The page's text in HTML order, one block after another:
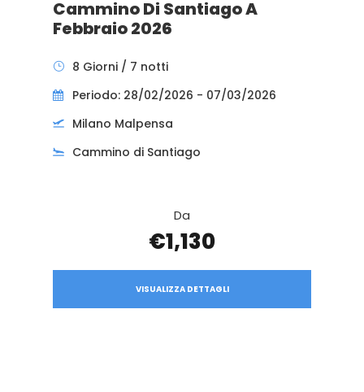
Cammino Di Santiago A
Febbraio 2026
8 Giorni / 7 notti
Periodo: 28/02/2026 - 07/03/2026
Milano Malpensa
Cammino di Santiago
Da
€1,130
VISUALIZZA DETTAGLI